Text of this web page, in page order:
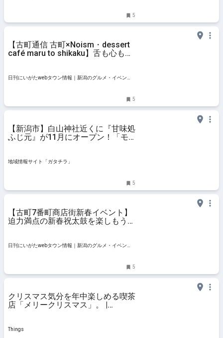
5
【古町通信 古町×Noism・dessert
café maru to shikaku】舌も心もと
日刊にいがたwebタウン情報｜新潟のグルメ・イベン
5
【新潟市】白山神社近くに『甘味処
ふじ元』が11月にオープン！「モ
イト「ガタチラ」
地域情報サイト「ガタチラ」
5
【古町7番町商店街新春イベント】
迫力満点の新春祝太鼓を楽しもう。
日刊にいがたwebタウン情報｜新潟のグルメ・イベン
5
クリスマス気分を年中楽しめる喫茶
店「メリークリスマス」。 |
Things